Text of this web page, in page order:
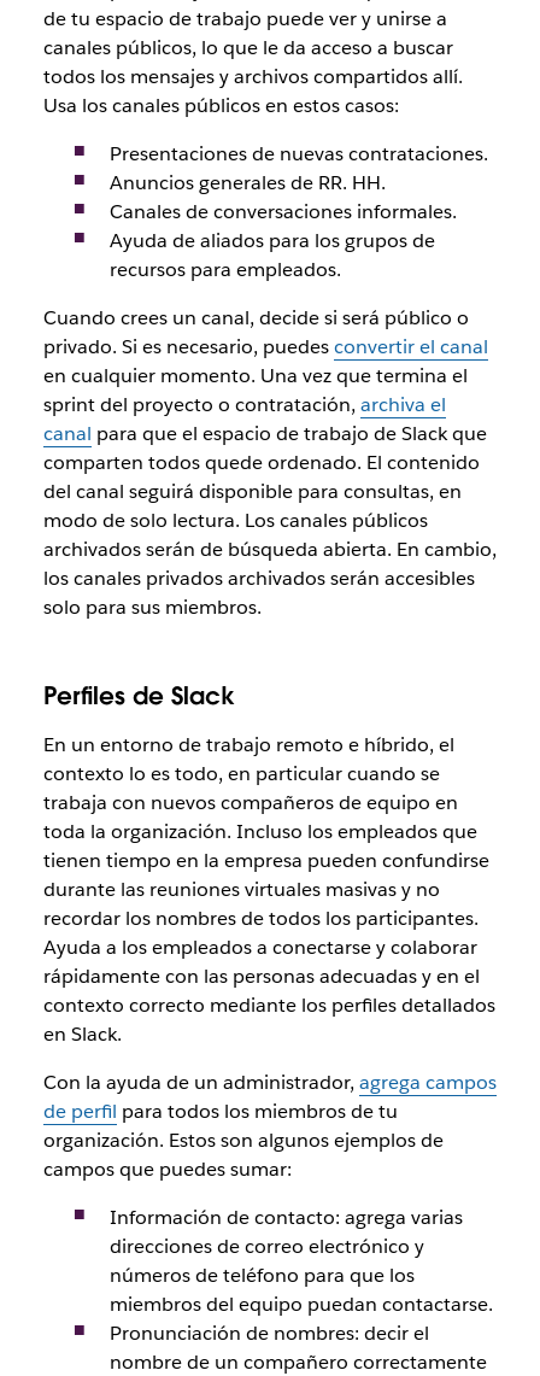
de tu espacio de trabajo puede ver y unirse a
canales públicos, lo que le da acceso a buscar
todos los mensajes y archivos compartidos allí.
Usa los canales públicos en estos casos:
Presentaciones de nuevas contrataciones.
Anuncios generales de RR. HH.
Canales de conversaciones informales.
Ayuda de aliados para los grupos de
recursos para empleados.
Cuando crees un canal, decide si será público o
privado. Si es necesario, puedesconvertir el canal
en cualquier momento. Una vez que termina el
sprint del proyecto o contratación, archiva el
canal para que el espacio de trabajo de Slack que
comparten todos quede ordenado. El contenido
del canal seguirá disponible para consultas, en
modo de solo lectura. Los canales públicos
archivados serán de búsqueda abierta. En cambio,
los canales privados archivados serán accesibles
solo para sus miembros.
Perfiles de Slack
En un entorno de trabajo remoto e híbrido, el
contexto lo es todo, en particular cuando se
trabaja con nuevos compañeros de equipo en
toda la organización. Incluso los empleados que
tienen tiempo en la empresa pueden confundirse
durante las reuniones virtuales masivas y no
recordar los nombres de todos los participantes.
Ayuda a los empleados a conectarse y colaborar
rápidamente con las personas adecuadas y en el
contexto correcto mediante los perfiles detallados
en Slack.
Con la ayuda de un administrador, agrega campos
de perfil para todos los miembros de tu
organización. Estos son algunos ejemplos de
campos que puedes sumar:
Información de contacto: agrega varias
direcciones de correo electrónico y
números de teléfono para que los
miembros del equipo puedan contactarse.
Pronunciación de nombres: decir el
nombre de un compañero correctamente